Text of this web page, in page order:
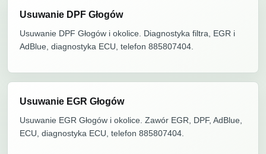
Usuwanie DPF Głogów
Usuwanie DPF Głogów i okolice. Diagnostyka filtra, EGR i
AdBlue, diagnostyka ECU, telefon 885807404.
Usuwanie EGR Głogów
Usuwanie EGR Głogów i okolice. Zawór EGR, DPF, AdBlue,
ECU, diagnostyka ECU, telefon 885807404.